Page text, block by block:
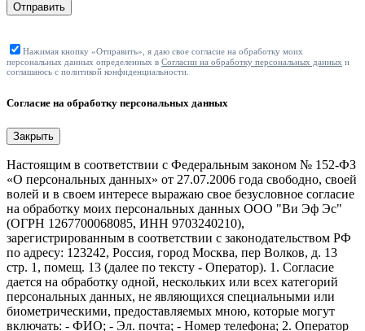
Отправить
Нажимая кнопку «Отправить», я даю свое согласие на обработку моих
персональных данных определенных в Согласии на обработку персональных данных и
соглашаюсь с политикой конфиденциальности.
Согласие на обработку персональных данных
Закрыть
Настоящим в соответствии с Федеральным законом № 152-ФЗ
«О персональных данных» от 27.07.2006 года свободно, своей
волей и в своем интересе выражаю свое безусловное согласие
на обработку моих персональных данных ООО "Ви Эф Эс"
(ОГРН 1267700068085, ИНН 9703240210),
зарегистрированным в соответствии с законодательством РФ
по адресу: 123242, Россия, город Москва, пер Волков, д. 13
стр. 1, помещ. 13 (далее по тексту - Оператор). 1. Согласие
дается на обработку одной, нескольких или всех категорий
персональных данных, не являющихся специальными или
биометрическими, предоставляемых мною, которые могут
включать: - ФИО; - Эл. почта; - Номер телефона; 2. Оператор